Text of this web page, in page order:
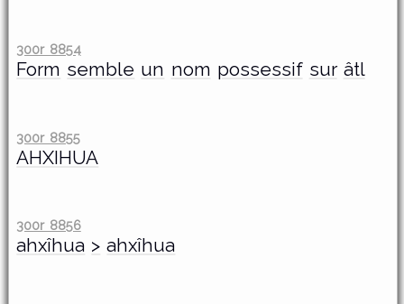
300r 8854
Form semble un nom possessif sur âtl
300r 8855
AHXIHUA
300r 8856
ahxîhua > ahxîhua